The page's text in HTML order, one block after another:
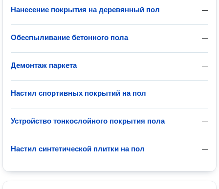
—
Нанесение покрытия на деревянный пол
—
Обеспыливание бетонного пола
—
Демонтаж паркета
—
Настил спортивных покрытий на пол
—
Устройство тонкослойного покрытия пола
—
Настил синтетической плитки на пол